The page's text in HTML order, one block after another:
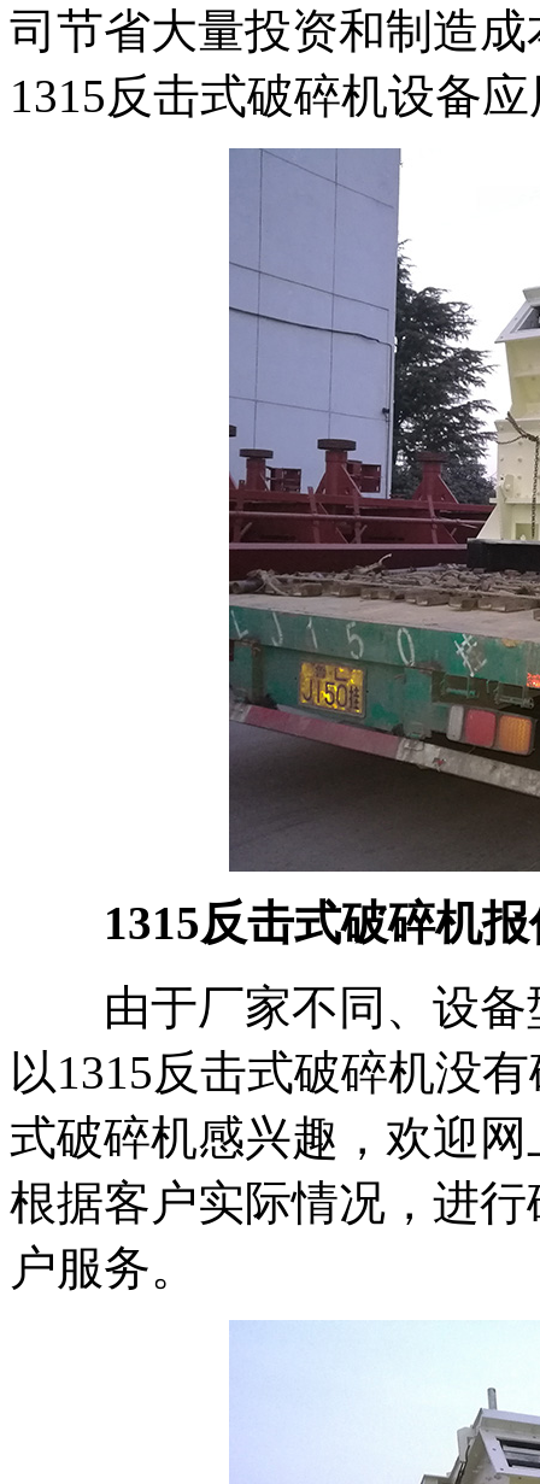
司节省大量投资和制造
1315反击式破碎机设备
1315反击式破碎机报
由于厂家不同、设备
以1315反击式破碎机没
式破碎机感兴趣，欢迎
根据客户实际情况，进
户服务。